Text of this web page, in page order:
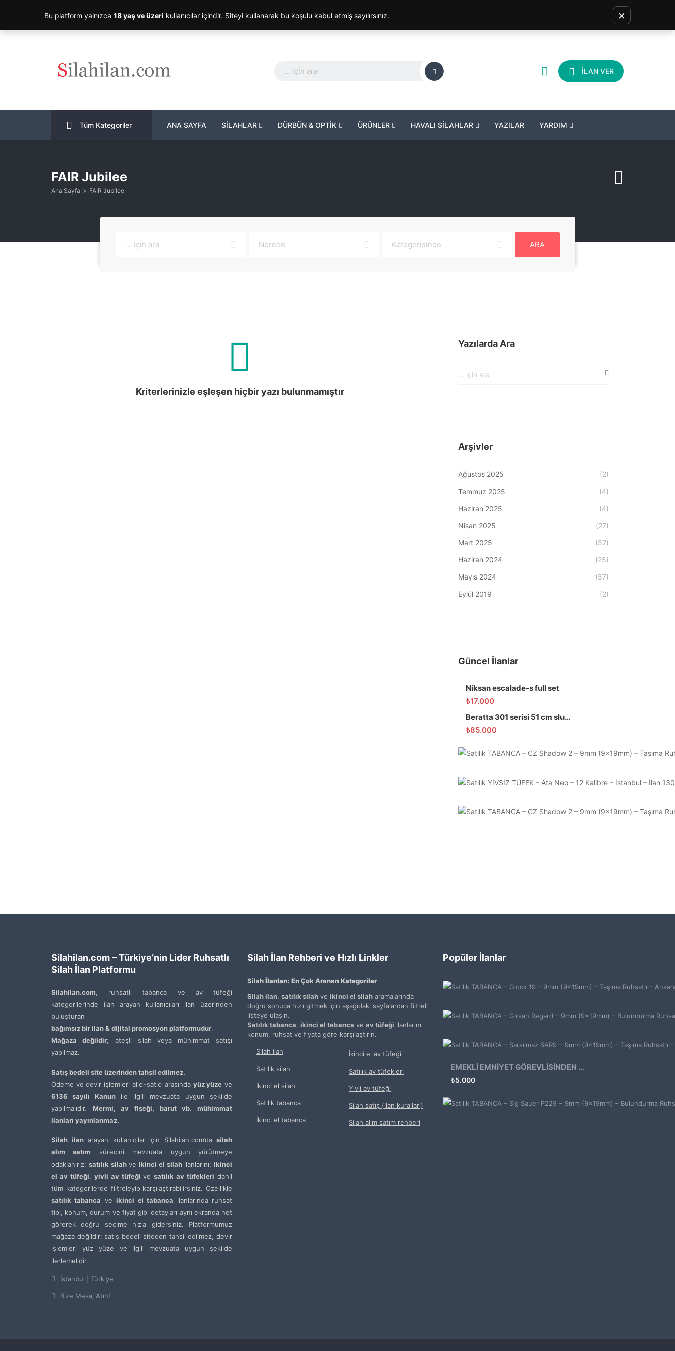
İLAN VER
Tüm Kategoriler ANA SAYFA SİLAHLAR DÜRBÜN & OPTİK ÜRÜNLER HAVALI SİLAHLAR YAZILAR YARDIM
FAIR Jubilee
Ana Sayfa FAIR Jubilee
ARA
Kriterlerinizle eşleşen hiçbir yazı bulunmamıştır
Yazılarda Ara
Arşivler
Ağustos 2025
(2)
Temmuz 2025
(4)
Haziran 2025
(4)
Nisan 2025
(27)
Mart 2025
(52)
Haziran 2024
(25)
Mayıs 2024
(57)
Eylül 2019
(2)
Güncel İlanlar
Niksan escalade-s full set
₺17.000
Beratta 301 serisi 51 cm slug domuz tüfeği
₺85.000
Silahilan.com – Türkiye’nin Lider Ruhsatlı
Silah İlan Platformu
Silahilan.com, ruhsatlı tabanca ve av tüfeği
kategorilerinde ilan arayan kullanıcıları ilan üzerinden
buluşturan
bağımsız bir ilan & dijital promosyon platformudur.
Mağaza değildir; ateşli silah veya mühimmat satışı
yapılmaz.
Satış bedeli site üzerinden tahsil edilmez.
Ödeme ve devir işlemleri alıcı-satıcı arasında yüz yüze ve
6136 sayılı Kanunile ilgili mevzuata uygun şekilde
yapılmalıdır. Mermi, av fişeği, barut vb. mühimmat
ilanları yayınlanmaz.
Silah ilanarayan kullanıcılar için Silahilan.com’da silah
alım satım sürecini mevzuata uygun yürütmeye
odaklanırız: satılık silahve ikinci el silahilanlarını; ikinci
el av tüfeği, yivli av tüfeği vesatılık av tüfekleri dahil
tüm kategorilerde filtreleyip karşılaştırabilirsiniz. Özellikle
satılık tabanca veikinci el tabanca ilanlarında ruhsat
tipi, konum, durum ve fiyat gibi detayları aynı ekranda net
görerek doğru seçime hızla gidersiniz. Platformumuz
mağaza değildir; satış bedeli siteden tahsil edilmez, devir
işlemleri yüz yüze ve ilgili mevzuata uygun şekilde
ilerlemelidir.
İstanbul | Türkiye
Bize Mesaj Atın!
Silah İlan Rehberi ve Hızlı Linkler
Silah İlanları: En Çok Aranan Kategoriler
Silah ilan satılık silah ve ikinci el silah aramalarında
doğru sonuca hızlı gitmek için aşağıdaki sayfalardan filtreli
listeye ulaşın.
Satılık tabanca ikinci el tabanca ve av tüfeği ilanlarını
konum, ruhsat ve fiyata göre karşılaştırın.
Silah ilan
Satılık silah
İkinci el silah
Satılık tabanca
İkinci el tabanca
İkinci el av tüfeği
Satılık av tüfekleri
Yivli av tüfeği
Silah satış (ilan kuralları)
Silah alım satım rehberi
Popüler İlanlar
EMEKLİ EMNİYET GÖREVLİSİNDEN ATMACA 53 KLASİK14
₺5.000
Bu platform yalnızca 18 yaş ve üzeri kullanıcılar içindir. Siteyi kullanarak bu koşulu kabul etmiş sayılırsınız. ×